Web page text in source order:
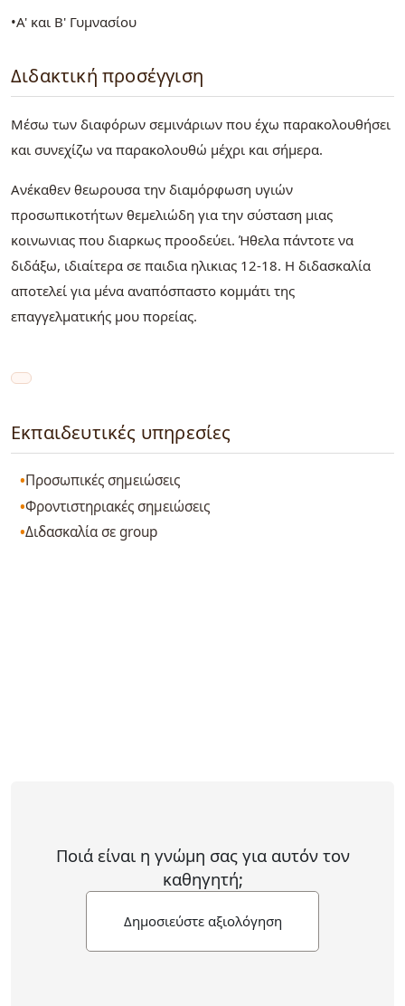
•Α' και Β' Γυμνασίου
Διδακτική προσέγγιση
Μέσω των διαφόρων σεμινάριων που έχω παρακολουθήσει
και συνεχίζω να παρακολουθώ μέχρι και σήμερα.
Ανέκαθεν θεωρουσα την διαμόρφωση υγιών
προσωπικοτήτων θεμελιώδη για την σύσταση μιας
κοινωνιας που διαρκως προοδεύει. Ήθελα πάντοτε να
διδάξω, ιδιαίτερα σε παιδια ηλικιας 12-18. Η διδασκαλία
αποτελεί για μένα αναπόσπαστο κομμάτι της
επαγγελματικής μου πορείας.
Εκπαιδευτικές υπηρεσίες
Προσωπικές σημειώσεις
Φροντιστηριακές σημειώσεις
Διδασκαλία σε group
Ποιά είναι η γνώμη σας για αυτόν τον
καθηγητή;
Δημοσιεύστε αξιολόγηση